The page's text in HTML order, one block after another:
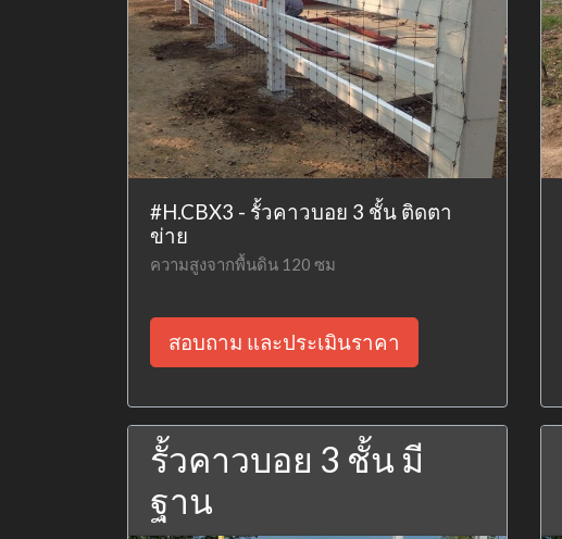
#H.CBX3 - รั้วคาวบอย 3 ชั้น ติดตา
ข่าย
ความสูงจากพื้นดิน 120 ซม
สอบถาม และประเมินราคา
รั้วคาวบอย 3 ชั้น มี
ฐาน